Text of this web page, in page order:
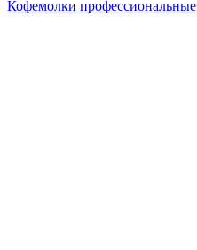
Кофемолки профессиональные